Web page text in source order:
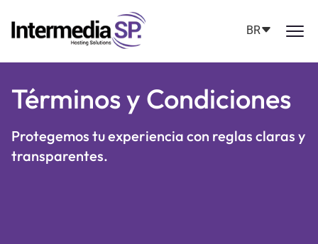
BR
Términos y Condiciones
Protegemos tu experiencia con reglas claras y
transparentes.